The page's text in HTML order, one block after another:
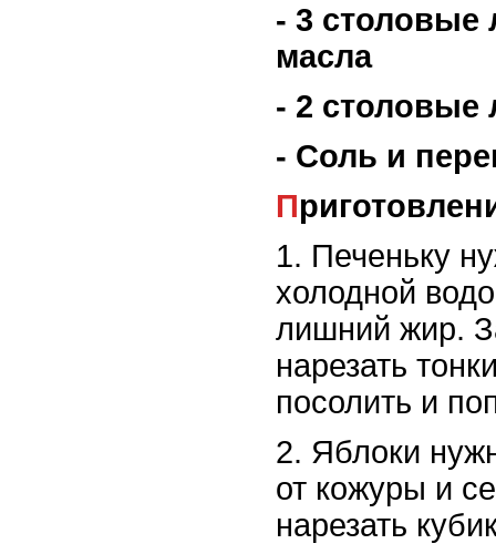
- 3 столовые
масла
- 2 столовые
- Соль и
1. Печеньку
холодной
лишний жир.
нарезать
посолить и
2. Яблоки
от кожуры и
нарезать